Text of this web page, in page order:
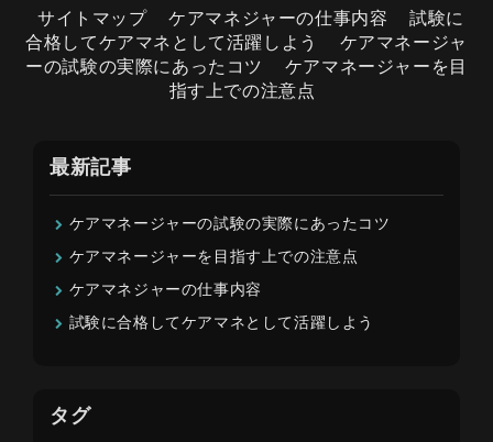
サイトマップ ケアマネジャーの仕事内容
試験に
合格してケアマネとして活躍しよう
ケアマネージャ
ーの試験の実際にあったコツ
ケアマネージャーを目
指す上での注意点
最新記事
ケアマネージャーの試験の実際にあったコツ
ケアマネージャーを目指す上での注意点
ケアマネジャーの仕事内容
試験に合格してケアマネとして活躍しよう
タグ